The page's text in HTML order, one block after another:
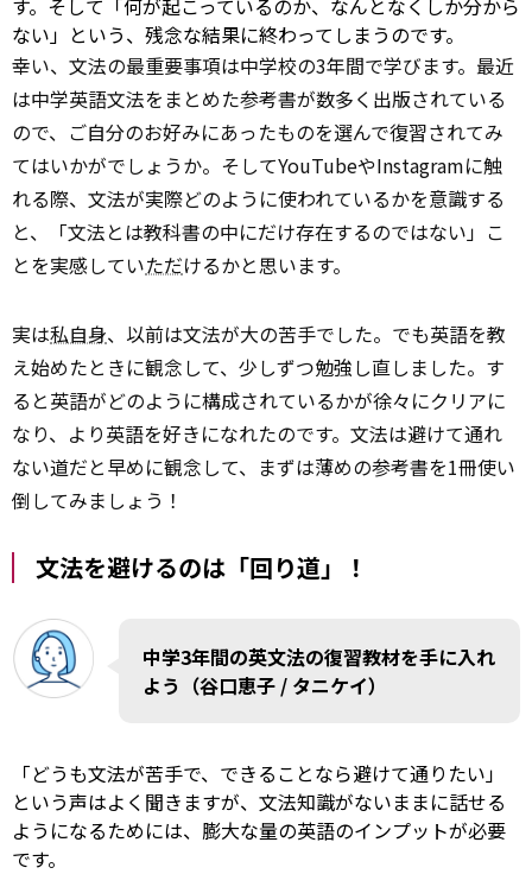
す。そして「何が起こっているのか、なんとなくしか分から
ない」という、残念な結果に終わってしまうのです。
幸い、文法の最重要事項は中学校の3年間で学びます。最近
は中学英語文法をまとめた参考書が数多く出版されている
ので、ご自分のお好みにあったものを選んで復習されてみ
てはいかがでしょうか。そしてYouTubeやInstagramに触
れる際、文法が実際どのように使われているかを意識する
と、「文法とは教科書の中にだけ存在するのではない」こ
とを実感していただけるかと思います。
実は私自身、以前は文法が大の苦手でした。でも英語を教
え始めたときに観念して、少しずつ勉強し直しました。す
ると英語がどのように構成されているかが徐々にクリアに
なり、より英語を好きになれたのです。文法は避けて通れ
ない道だと早めに観念して、まずは薄めの参考書を1冊使い
倒してみましょう！
文法を避けるのは「回り道」！
中学3年間の英文法の復習教材を手に入れ
よう（谷口恵子 / タニケイ）
「どうも文法が苦手で、できることなら避けて通りたい」
という声はよく聞きますが、文法知識がないままに話せる
ようになるためには、膨大な量の英語のインプットが必要
です。